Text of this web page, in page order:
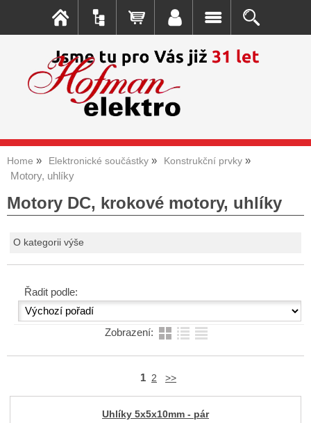
Home Elektronické součástky Konstrukční prvky
Motory, uhlíky
Motory DC, krokové motory, uhlíky
O kategorii výše
Řadit podle:
Zobrazení:
1 2 >>
Uhlíky 5x5x10mm - pár